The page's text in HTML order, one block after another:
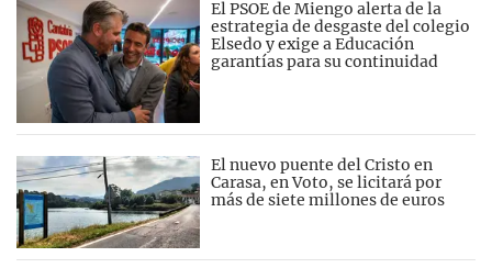
El PSOE de Miengo alerta de la
estrategia de desgaste del colegio
Elsedo y exige a Educación
garantías para su continuidad
El nuevo puente del Cristo en
Carasa, en Voto, se licitará por
más de siete millones de euros